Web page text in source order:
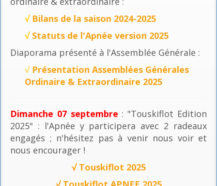
√ Bilans de la saison 2024-2025
√ Statuts de l'Apnée version 2025
Diaporama présenté à l'Assemblée Générale :
√ Présentation Assemblées Générales
Ordinaire & Extraordinaire 2025
Dimanche 07 septembre : "Touskiflot Edition
2025" : l'Apnée y participera avec 2 radeaux
engagés ; n'hésitez pas à venir nous voir et
nous encourager !
√ Touskiflot 2025